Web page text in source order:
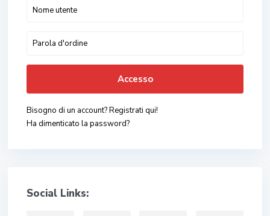
Accesso
Bisogno di un account? Registrati qui!
Ha dimenticato la password?
Social Links: